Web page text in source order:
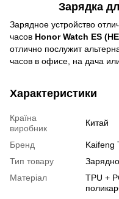
Зарядка
Зарядное устройство
часов Honor Watch ES
отлично послужит
часов в офисе, на дача
Характеристики
Країна
виробник
Китай
Бренд
Kaifeng
Тип товару
Матеріал
TPU +